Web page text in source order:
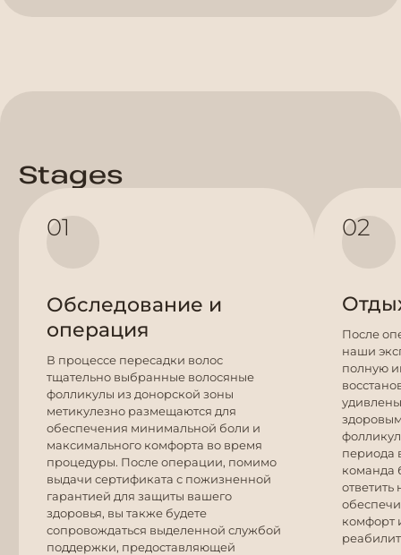
Stages
01
Обследование и
операция
В процессе пересадки волос
тщательно выбранные волосяные
фолликулы из донорской зоны
метикулезно размещаются для
обеспечения минимальной боли и
максимального комфорта во время
процедуры. После операции, помимо
выдачи сертификата с пожизненной
гарантией для защиты вашего
здоровья, вы также будете
сопровождаться выделенной службой
поддержки, предоставляющей
02
После
наши
полную
периода
команда
комфорт